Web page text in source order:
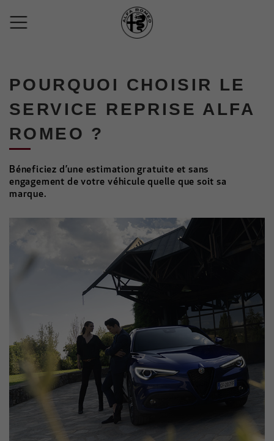
POURQUOI CHOISIR LE
SERVICE REPRISE ALFA
ROMEO ?
Béneficiez d’une estimation gratuite et sans
engagement de votre véhicule quelle que soit sa
marque.